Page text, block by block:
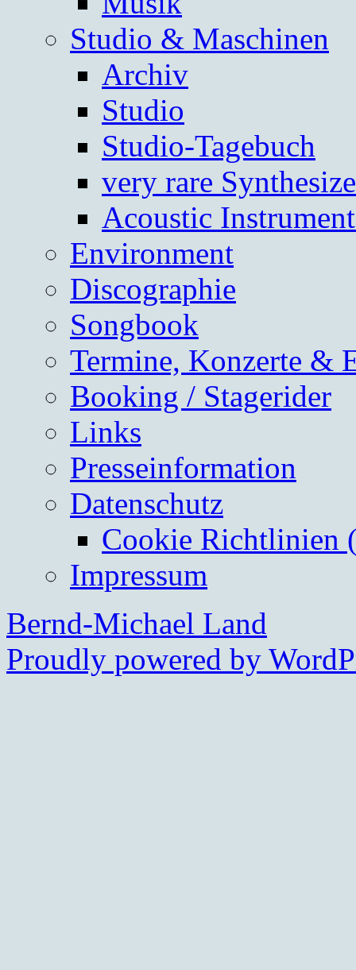
Studio & Maschinen
Archiv
Studio
Studio-Tagebuch
very rare
Acoustic
Environment
Discographie
Songbook
Termine, Konzerte &
Booking / Stagerider
Links
Presseinformation
Datenschutz
Cookie Richtlinien
Impressum
Bernd-Michael Land
Proudly powered by